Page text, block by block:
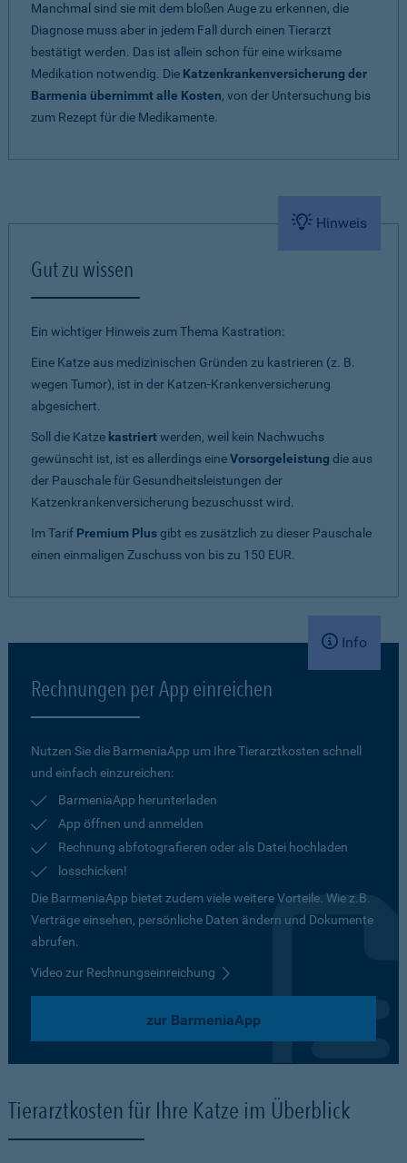
Manchmal sind sie mit dem bloßen Auge zu erkennen, die
Diagnose muss aber in jedem Fall durch einen Tierarzt
bestätigt werden. Das ist allein schon für eine wirksame
Medikation notwendig. Die Katzenkrankenversicherung der
Barmenia übernimmt alle Kosten, von der Untersuchung bis
zum Rezept für die Medikamente.
Hinweis
Gut zu wissen
Ein wichtiger Hinweis zum Thema Kastration:
Eine Katze aus medizinischen Gründen zu kastrieren (z. B.
wegen Tumor), ist in der Katzen-Krankenversicherung
abgesichert.
Soll die Katze kastriertwerden, weil kein Nachwuchs
gewünscht ist, ist es allerdings eineVorsorgeleistung die aus
der Pauschale für Gesundheitsleistungen der
Katzenkrankenversicherung bezuschusst wird.
Im Tarif Premium Plusgibt es zusätzlich zu dieser Pauschale
einen einmaligen Zuschuss von bis zu 150 EUR.
Info
Rechnungen per App einreichen
Nutzen Sie die BarmeniaApp um Ihre Tierarztkosten schnell
und einfach einzureichen:
BarmeniaApp herunterladen
App öffnen und anmelden
Rechnung abfotografieren oder als Datei hochladen
losschicken!
Die BarmeniaApp bietet zudem viele weitere Vorteile. Wie z.B.
Verträge einsehen, persönliche Daten ändern und Dokumente
abrufen.
Video zur Rechnungseinreichung
zur BarmeniaApp
Tierarztkosten für Ihre Katze im Überblick